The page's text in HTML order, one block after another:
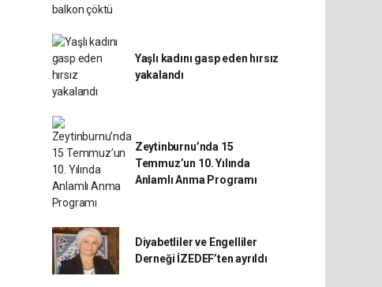
Yaşlı kadını gasp eden hırsız
yakalandı
Zeytinburnu’nda 15
Temmuz’un 10. Yılında
Anlamlı Anma Programı
Diyabetliler ve Engelliler
Derneği İZEDEF’ten ayrıldı